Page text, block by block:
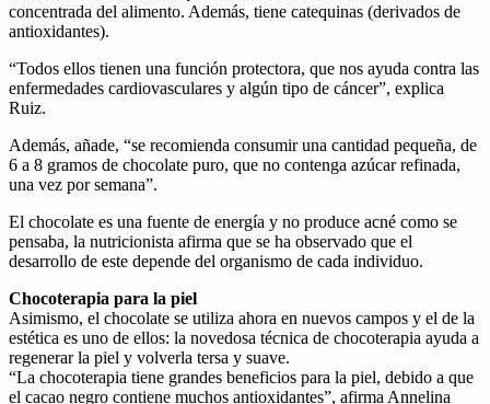
concentrada del alimento. Además, tiene catequinas (derivados de
antioxidantes).
“Todos ellos tienen una función protectora, que nos ayuda contra las
enfermedades cardiovasculares y algún tipo de cáncer”, explica
Ruiz.
Además, añade, “se recomienda consumir una cantidad pequeña, de
6 a 8 gramos de chocolate puro, que no contenga azúcar refinada,
una vez por semana”.
El chocolate es una fuente de energía y no produce acné como se
pensaba, la nutricionista afirma que se ha observado que el
desarrollo de este depende del organismo de cada individuo.
Chocoterapia para la piel
Asimismo, el chocolate se utiliza ahora en nuevos campos y el de la
estética es uno de ellos: la novedosa técnica de chocoterapia ayuda a
regenerar la piel y volverla tersa y suave.
“La chocoterapia tiene grandes beneficios para la piel, debido a que
el cacao negro contiene muchos antioxidantes”, afirma Annelina